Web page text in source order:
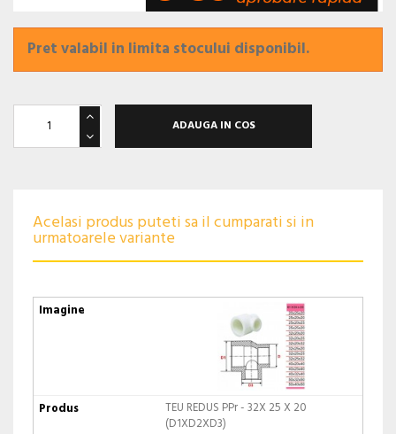
Pret valabil in limita stocului disponibil.
ADAUGA IN COS
Acelasi produs puteti sa il cumparati si in
urmatoarele variante
TEU REDUS PPr - 32X 25 X 20
(D1XD2XD3)